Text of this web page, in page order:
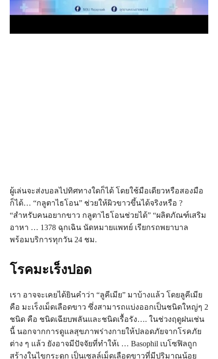
ผู้เล่นจะส่งบอลไปทิศทางใดก็ได้ โดยใช้มือเดียวหรือสองมือ
ก็ได้… “กลูตาไธโอน” ช่วยให้ผิวขาวขึ้นได้จริงหรือ ?
“สำหรับคนอยากขาว กลูตาไธโอนช่วยได้” “ผลิตภัณฑ์เสริม
อาหา … 1378 ฉุกเฉิน นัดหมายแพทย์ เรียกรถพยาบาล
พร้อมบริการทุกวัน 24 ชม.
โรคมะเร็งปอด
เรา อาจจะเคยได้ยินคำว่า “ลูคีเมีย” มาบ้างแล้ว โดยลูคีเมีย
คือ มะเร็งเม็ดเลือดขาว ซึ่งสามารถแบ่งออกเป็นชนิดใหญ่ๆ 2
ชนิด คือ ชนิดเฉียบพลันและชนิดเรื้อรัง…. ในช่วงฤดูฝนเช่น
นี้ นอกจากการดูแลสุขภาพร่างกายให้ปลอดภัยจากโรคภัย
ต่าง ๆ แล้ว ยังอาจมีปัจจัยที่ทำให้เ … Basophil เบโซฟิลถูก
สร้างในไขกระดูก เป็นเซลล์เม็ดเลือดขาวที่มีปริมาณน้อย